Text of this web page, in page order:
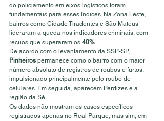
do policiamento em eixos logísticos foram
fundamentais para esses índices. Na Zona Leste,
bairros como Cidade Tiradentes e São Mateus
lideraram a queda nos indicadores criminais, com
recuos que superaram os 40%.
De acordo com o levantamento da SSP-SP,
Pinheiros permanece como o bairro com o maior
número absoluto de registros de roubos e furtos,
impulsionado principalmente pelo roubo de
celulares. Em seguida, aparecem Perdizes e a
região da Sé.
Os dados não mostram os casos específicos
registrados apenas no Real Parque, mas sim, em